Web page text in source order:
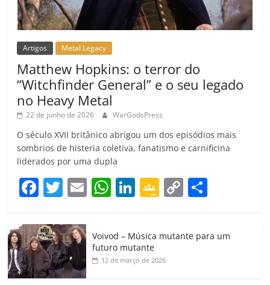
Artigos Metal Legacy
Matthew Hopkins: o terror do
“Witchfinder General” e o seu legado
no Heavy Metal
22 de junho de 2026 WarGodsPress
O século XVII britânico abrigou um dos episódios mais
sombrios de histeria coletiva, fanatismo e carnificina
liderados por uma dupla
F
c
e
b
T
itt
er
E
ai
W
at
s
A
Li
k
e
dI
G
gl
e
C
y p
Voivod – Música mutante para um
futuro mutante
12 de março de 2026